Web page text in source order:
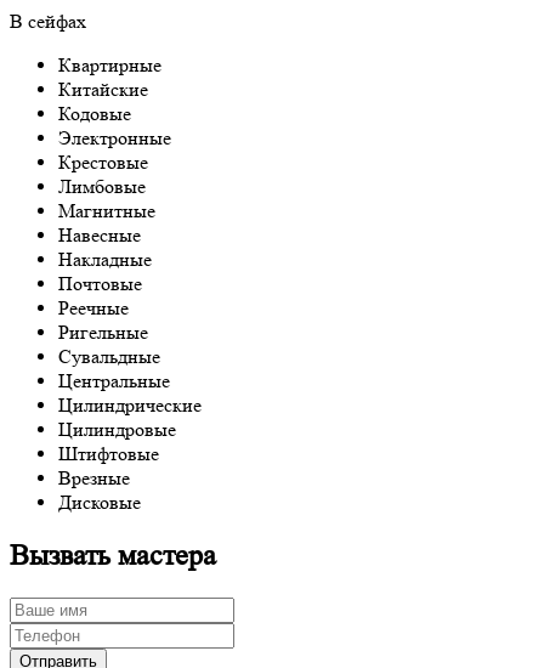
В сейфах
Квартирные
Китайские
Кодовые
Электронные
Крестовые
Лимбовые
Магнитные
Навесные
Накладные
Почтовые
Реечные
Ригельные
Сувальдные
Центральные
Цилиндрические
Цилиндровые
Штифтовые
Врезные
Дисковые
Вызвать мастера